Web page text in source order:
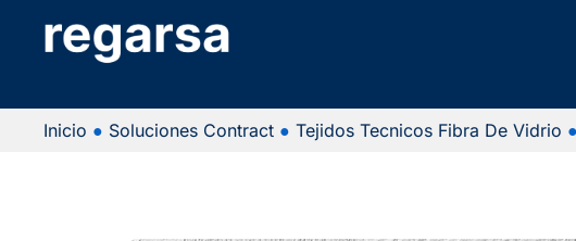
Inicio ● Soluciones Contract ● Tejidos Tecnicos Fibra De Vidrio ●